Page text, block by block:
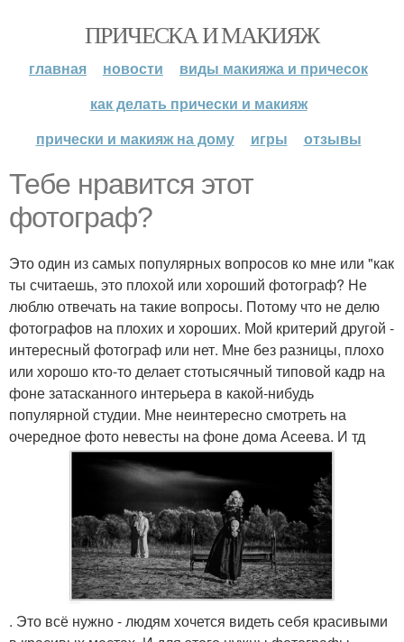
ПРИЧЕСКА И МАКИЯЖ
главная новости
виды макияжа и причесок
как делать прически и макияж
прически и макияж на дому
игры отзывы
Тебе нравится этот
фотограф?
Это один из самых популярных вопросов ко мне или "как
ты считаешь, это плохой или хороший фотограф? Не
люблю отвечать на такие вопросы. Потому что не делю
фотографов на плохих и хороших. Мой критерий другой -
интересный фотограф или нет. Мне без разницы, плохо
или хорошо кто-то делает стотысячный типовой кадр на
фоне затасканного интерьера в какой-нибудь
популярной студии. Мне неинтересно смотреть на
очередное фото невесты на фоне дома Асеева. И тд
. Это всё нужно - людям хочется видеть себя красивыми